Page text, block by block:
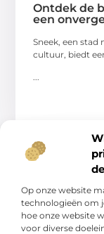
Op onze website
technologieën om
hoe onze website
voor diverse
Ontdek de
een
Sneek, een stad
cultuur, biedt
...